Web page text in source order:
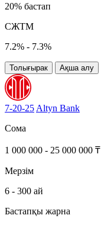
20% бастап
СЖТМ
7.2% - 7.3%
Толығырак Ақша алу
7-20-25 Altyn Bank
Сома
1 000 000 - 25 000 000 ₸
Мерзім
6 - 300 ай
Бастапқы жарна